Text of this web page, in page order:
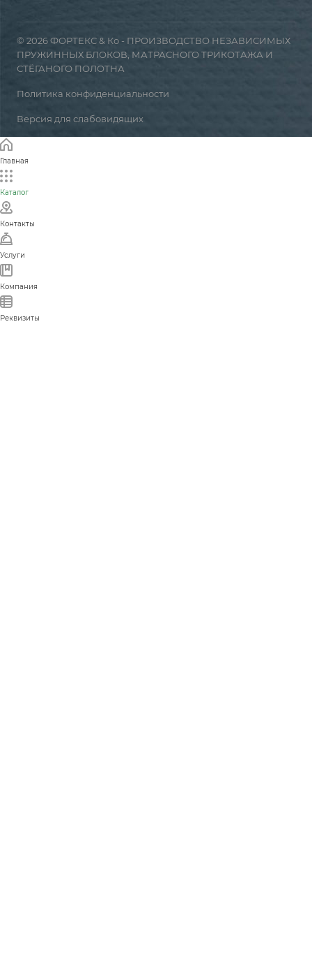
© 2026 ФОРТЕКС & Ко - ПРОИЗВОДСТВО НЕЗАВИСИМЫХ
ПРУЖИННЫХ БЛОКОВ, МАТРАСНОГО ТРИКОТАЖА И
СТЁГАНОГО ПОЛОТНА
Политика конфиденциальности
Версия для слабовидящих
Главная
Каталог
Контакты
Услуги
Компания
Реквизиты